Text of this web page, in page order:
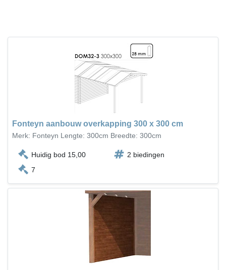
Fonteyn aanbouw overkapping 300 x 300 cm
Merk: Fonteyn Lengte: 300cm Breedte: 300cm
Huidig bod 15,00
2 biedingen
7